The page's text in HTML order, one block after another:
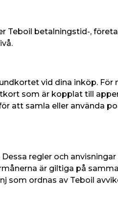
Teboil betalningstid-,
vid dina inköp. För
som är kopplat till
att samla eller använda
regler och
är giltiga på
som ordnas av Teboil